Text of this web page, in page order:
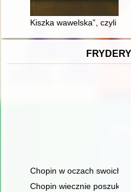
Kiszka wawelska”, czyli
Chopin w oczach swoich
Chopin wiecznie